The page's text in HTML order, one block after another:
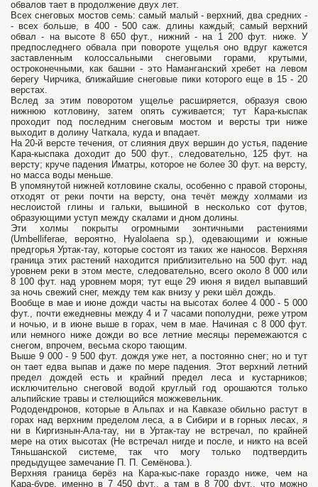
обвалов тает в продолжение двух лет.
Всех снеговых мостов семь: самый малый - верхний, два средних -
- всех больше, в 400 - 500 саж. длины каждый; самый верхний
обвал - на высоте 8 650 фут., нижний - на 1 200 фут. ниже. У
предпоследнего обвала при повороте ущелья оно вдруг кажется
заставленным колоссальными снеговыми горами, крутыми,
остроконечными, как башни - это Наманганский хребет на левом
берегу Чирчика, ближайшие снеговые пики которого еще в 15 - 20
верстах.
Вслед за этим поворотом ущелье расширяется, образуя свою
нижнюю котловину, затем опять суживается; тут Кара-кыспак
проходит под последним снеговым мостом и версты три ниже
выходит в долину Чаткала, куда и впадает.
На 20-й версте течения, от слияния двух вершин до устья, падение
Кара-кыспака доходит до 500 фут., следовательно, 125 фут. на
версту; круче падения Иматры, которое не более 30 фут. на версту,
но масса воды меньше.
В упомянутой нижней котловине скалы, особенно с правой стороны,
отходят от реки почти на версту, она течёт между холмами из
неслоистой глины и гальки, вышиной в несколько сот футов,
образующими уступ между скалами и дном долины.
Эти холмы покрыты огромными зонтичными растениями
(Umbelliferae, вероятно, Hyalolaena sp.), одевающими и южные
предгорья Уртак-тау, которые состоят из таких же наносов. Верхняя
граница этих растений находится приблизительно на 500 фут. над
уровнем реки в этом месте, следовательно, всего около 8 000 или
8 100 фут. над уровнем моря; тут еще 29 июня я видел выпавший
за ночь свежий снег, между тем как внизу у реки шёл дождь.
Вообще в мае и июне дожди часты на высотах более 4 000 - 5 000
фут., почти ежедневны между 4 и 7 часами пополудни, реже утром
и ночью, и в июне выше в горах, чем в мае. Начиная с 8 000 фут.
или немного ниже дожди во все летние месяцы перемежаются с
снегом, впрочем, весьма скоро тающим.
Выше 9 000 - 9 500 фут. дождя уже нет, а постоянно снег; но и тут
он тает едва выпав и даже по мере падения. Этот верхний летний
предел дождей есть и крайний предел леса и кустарников;
исключительно снеговой водой круглый год орошаются только
альпийские травы и стелющийся можжевельник.
Рододендронов, которые в Альпах и на Кавказе обильно растут в
горах над верхним пределом леса, а в Сибири и в горных лесах, я
ни в Киргизнын-Ала-тау, ни в Уртак-тау не встречал, по крайней
мере на отих высотах (Не встречал нигде и после, и никто на всей
Тяньшанской системе, так что могу только подтвердить
предыдущее замечание П. П. Семёнова.).
Верхняя граница берёз на Кара-кыс-паке гораздо ниже, чем на
Кара-буре, именно в 7 450 фут., а там в 8 700 фут., что можно